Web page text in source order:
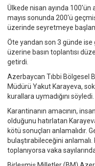
Ülkede nisan ayında 100'ün
mayıs sonunda 200'ü
üzerinde seyretmeye
Öte yandan son 3 günde ise
üzerine basın toplantısı
getirdi.
Azerbaycan Tıbbi Bölgesel
Müdürü Yakut Karayeva,
kurallara uymadığını söyledi.
Karantinanın amacının,
olduğunu hatırlatan
kötü sonuçları anlamalıdır.
bulaştırabileceğini
toplanıyorsa vaka